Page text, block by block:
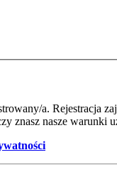
a. Rejestracja
znasz nasze